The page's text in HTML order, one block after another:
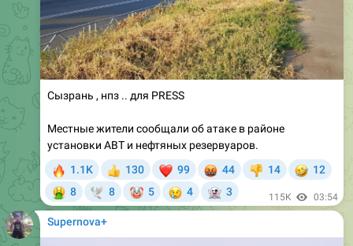
Сызрань , нпз .. для PRESS
Местные жители сообщали об атаке в районе
установки АВТ и нефтяных резервуаров.
1.1K 130
❤
99
🤬
44
👎
14
🤣
12
8 8
🤡
5
😢
4
👻
3 115K 03:54
Supernova+